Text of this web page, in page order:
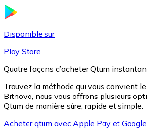
Disponible sur
Play Store
Quatre façons d’acheter Qtum
Trouvez la méthode qui vous convient
Bitnovo, nous vous offrons plusieurs
Qtum de manière sûre, rapide et simple.
Acheter qtum avec Apple Pay et